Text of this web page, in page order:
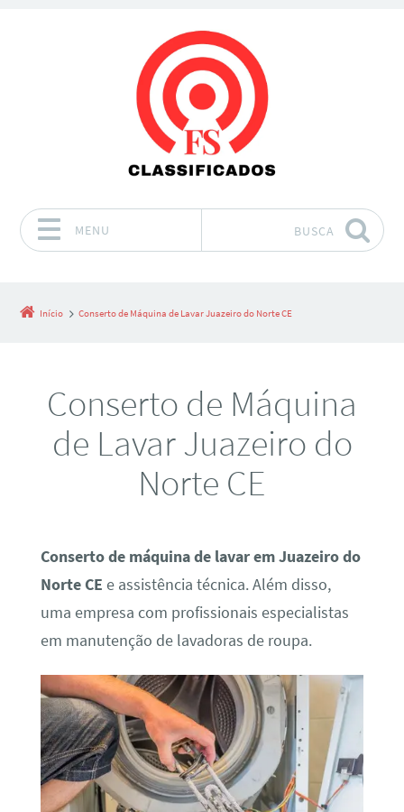
MENU BUSCA
Início Conserto de Máquina de Lavar Juazeiro do Norte CE
Conserto de Máquina
de Lavar Juazeiro do
Norte CE
Conserto de máquina de lavar em Juazeiro do
Norte CE e assistência técnica. Além disso,
uma empresa com profissionais especialistas
em manutenção de lavadoras de roupa.